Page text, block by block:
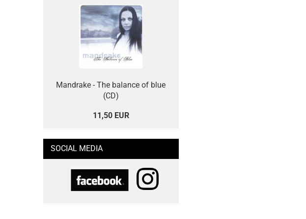
Mandrake - The balance of blue
(CD)
11,50 EUR
SOCIAL MEDIA